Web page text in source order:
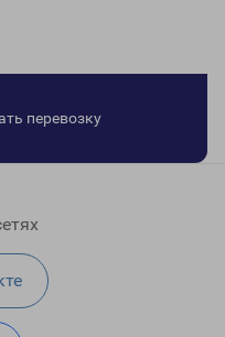
перевозку